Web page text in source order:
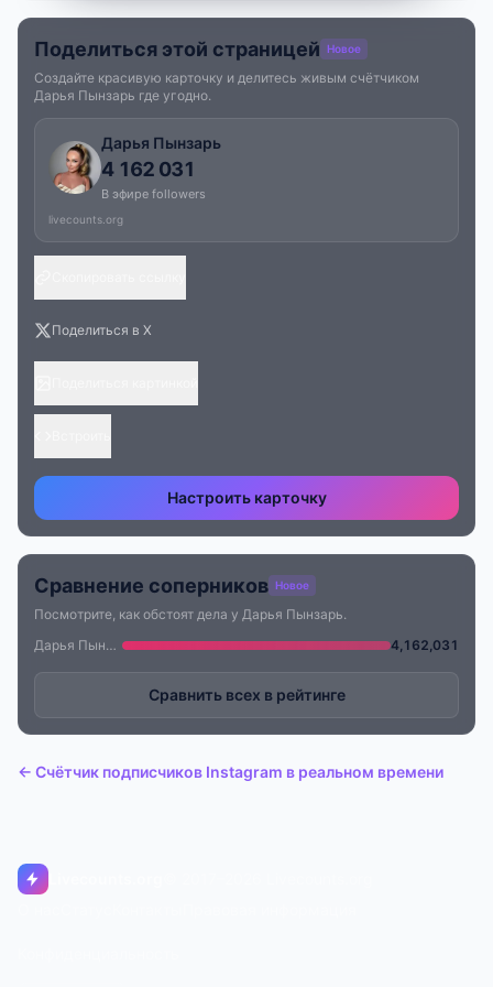
Поделиться этой страницей Новое
Создайте красивую карточку и делитесь живым счётчиком
Дарья Пынзарь где угодно.
Дарья Пынзарь
4 162 031
В эфире followers
livecounts.org
Поделиться в X
Настроить карточку
Сравнение соперников Новое
Посмотрите, как обстоят дела у Дарья Пынзарь.
Дарья Пынзарь
4,162,031
Сравнить всех в рейтинге
← Счётчик подписчиков Instagram в реальном времени